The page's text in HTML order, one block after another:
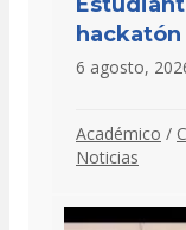
hackatón
6 agosto,
Académico /
Noticias